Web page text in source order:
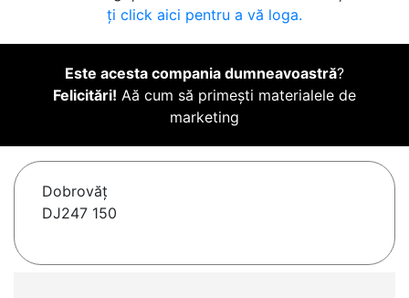
ți click aici pentru a vă loga.
Este acesta compania dumneavoastră?
Felicitări! Aă cum să primești materialele de
marketing
Dobrovăţ
DJ247 150